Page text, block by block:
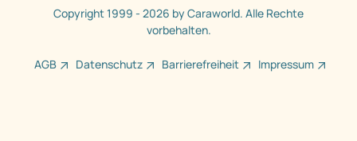
Copyright 1999 - 2026 by Caraworld. Alle Rechte
vorbehalten.
AGB Datenschutz Barrierefreiheit Impressum